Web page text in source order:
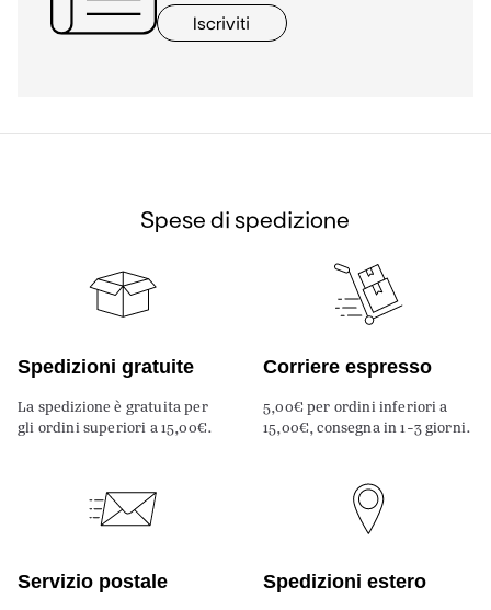
Iscriviti
Spese di spedizione
Spedizioni gratuite
La spedizione è gratuita per
gli ordini superiori a 15,00€.
Corriere espresso
5,00€ per ordini inferiori a
15,00€, consegna in 1-3 giorni.
Servizio postale Spedizioni estero